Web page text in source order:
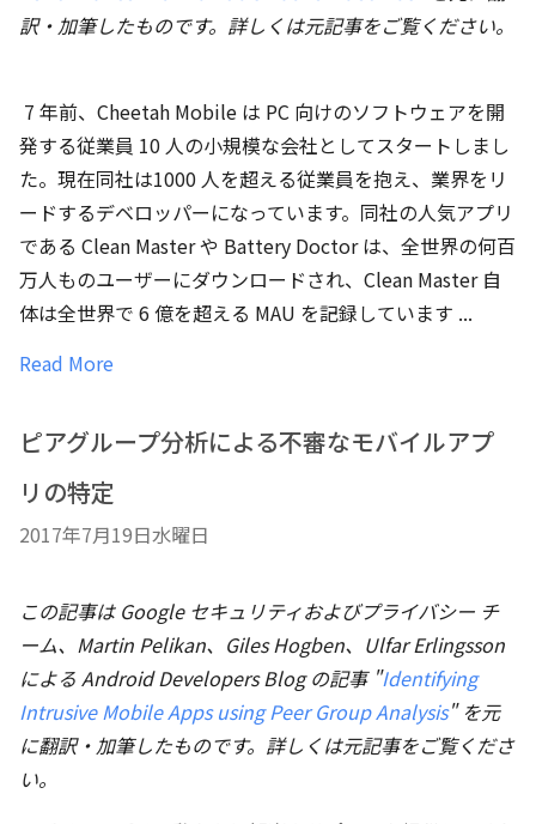
訳・加筆したものです。詳しくは元記事をご覧ください。
7 年前、Cheetah Mobile は PC 向けのソフトウェアを開
発する従業員 10 人の小規模な会社としてスタートしまし
た。現在同社は1000 人を超える従業員を抱え、業界をリ
ードするデベロッパーになっています。同社の人気アプリ
である Clean Master や Battery Doctor は、全世界の何百
万人ものユーザーにダウンロードされ、Clean Master 自
体は全世界で 6 億を超える MAU を記録しています ...
Read More
ピアグループ分析による不審なモバイルアプ
リの特定
2017年7月19日水曜日
この記事は Google セキュリティおよびプライバシー チ
ーム、Martin Pelikan、Giles Hogben、Ulfar Erlingsson
による Android Developers Blog の記事 "Identifying
Intrusive Mobile Apps using Peer Group Analysis" を元
に翻訳・加筆したものです。詳しくは元記事をご覧くださ
い。